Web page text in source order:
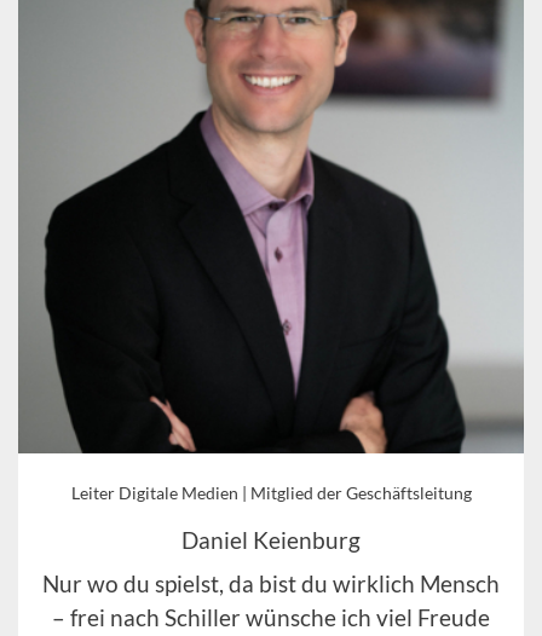
Leiter Digitale Medien | Mitglied der Geschäftsleitung
Daniel Keienburg
Nur wo du spielst, da bist du wirklich Mensch
– frei nach Schiller wünsche ich viel Freude